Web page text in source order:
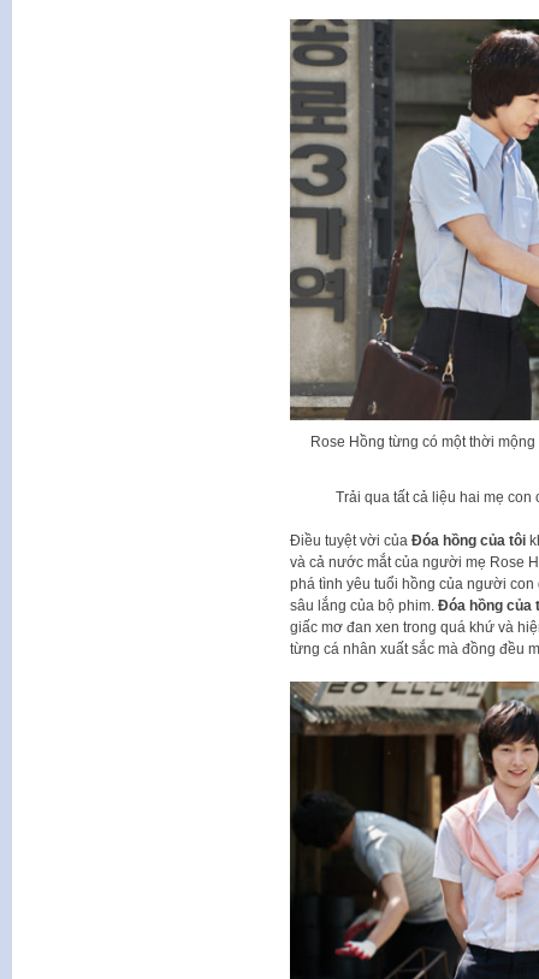
Rose Hồng từng có một thời
Trải qua tất cả liệu hai mẹ
Điều tuyệt vời của Đóa hồng của tôi
và cả nước mắt của người mẹ Rose
phá tình yêu tuổi hồng của người
sâu lắng của bộ phim. Đóa hồng của
giấc mơ đan xen trong quá khứ và
từng cá nhân xuất sắc mà đồng đều